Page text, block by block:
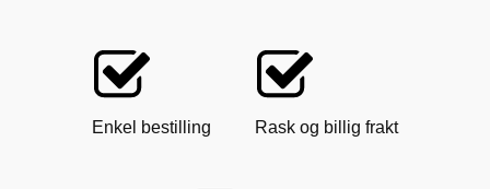
Enkel bestilling Rask og billig frakt